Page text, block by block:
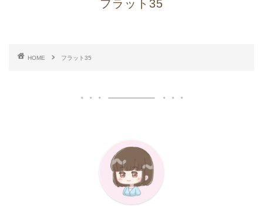
フラット35
HOME フラット35